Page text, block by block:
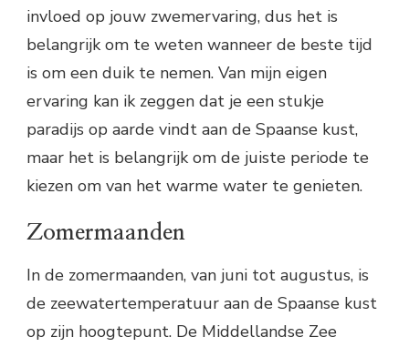
invloed op jouw zwemervaring, dus het is
belangrijk om te weten wanneer de beste tijd
is om een duik te nemen. Van mijn eigen
ervaring kan ik zeggen dat je een stukje
paradijs op aarde vindt aan de Spaanse kust,
maar het is belangrijk om de juiste periode te
kiezen om van het warme water te genieten.
Zomermaanden
In de zomermaanden, van juni tot augustus, is
de zeewatertemperatuur aan de Spaanse kust
op zijn hoogtepunt. De Middellandse Zee